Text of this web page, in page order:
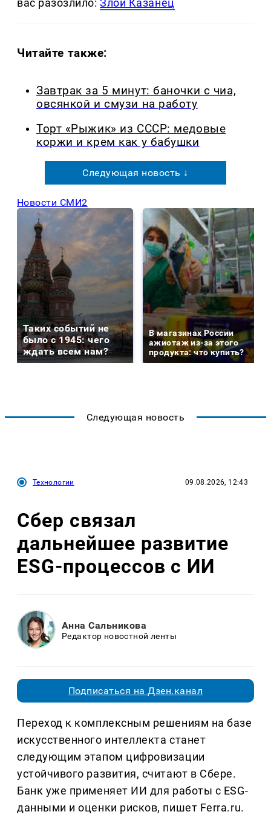
вас разозлило:Злой Казанец
Читайте также:
Завтрак за 5 минут: баночки с чиа,
овсянкой и смузи на работу
Торт «Рыжик» из СССР: медовые
коржи и крем как у бабушки
Следующая новость ↓
Новости СМИ2
Таких событий не
было с 1945: чего
ждать всем нам?
В магазинах России
ажиотаж из-за этого
продукта: что купить?
Следующая новость
Технологии 09.08.2026, 12:43
Сбер связал
дальнейшее развитие
ESG-процессов с ИИ
Анна Сальникова
Редактор новостной ленты
Подписаться на Дзен.канал
Переход к комплексным решениям на базе
искусственного интеллекта станет
следующим этапом цифровизации
устойчивого развития, считают в Сбере.
Банк уже применяет ИИ для работы с ESG-
данными и оценки рисков, пишет Ferra.ru.